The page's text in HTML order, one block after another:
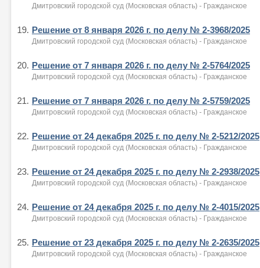
Дмитровский городской суд (Московская область) - Гражданское
19. Решение от 8 января 2026 г. по делу № 2-3968/2025
Дмитровский городской суд (Московская область) - Гражданское
20. Решение от 7 января 2026 г. по делу № 2-5764/2025
Дмитровский городской суд (Московская область) - Гражданское
21. Решение от 7 января 2026 г. по делу № 2-5759/2025
Дмитровский городской суд (Московская область) - Гражданское
22. Решение от 24 декабря 2025 г. по делу № 2-5212/2025
Дмитровский городской суд (Московская область) - Гражданское
23. Решение от 24 декабря 2025 г. по делу № 2-2938/2025
Дмитровский городской суд (Московская область) - Гражданское
24. Решение от 24 декабря 2025 г. по делу № 2-4015/2025
Дмитровский городской суд (Московская область) - Гражданское
25. Решение от 23 декабря 2025 г. по делу № 2-2635/2025
Дмитровский городской суд (Московская область) - Гражданское